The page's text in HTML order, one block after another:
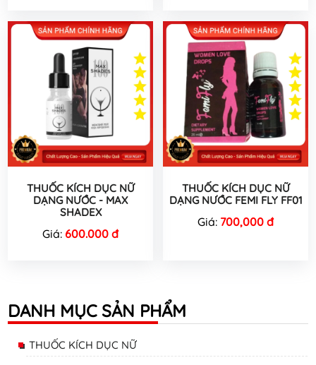
THUỐC KÍCH DỤC NỮ
DẠNG NƯỚC - MAX
SHADEX
Giá: 600.000 đ
THUỐC KÍCH DỤC NỮ
DẠNG NƯỚC FEMI FLY FF01
Giá: 700,000 đ
DANH MỤC SẢN PHẨM
THUỐC KÍCH DỤC NỮ